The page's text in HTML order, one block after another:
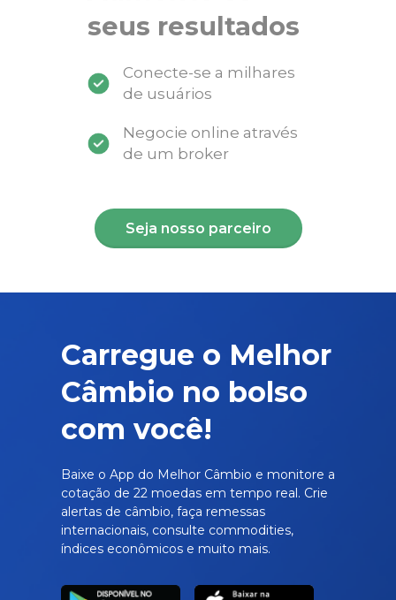
seus resultados
Conecte-se a milhares
de usuários
Negocie online através
de um broker
Seja nosso parceiro
Carregue o Melhor
Câmbio no bolso
com você!
Baixe o App do Melhor Câmbio e monitore a
cotação de 22 moedas em tempo real. Crie
alertas de câmbio, faça remessas
internacionais, consulte commodities,
índices econômicos e muito mais.